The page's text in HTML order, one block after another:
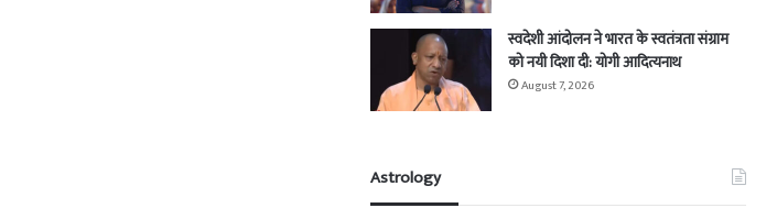
स्वदेशी आंदोलन ने भारत के स्वतंत्रता संग्राम
को नयी दिशा दी: योगी आदित्यनाथ
August 7, 2026
Astrology